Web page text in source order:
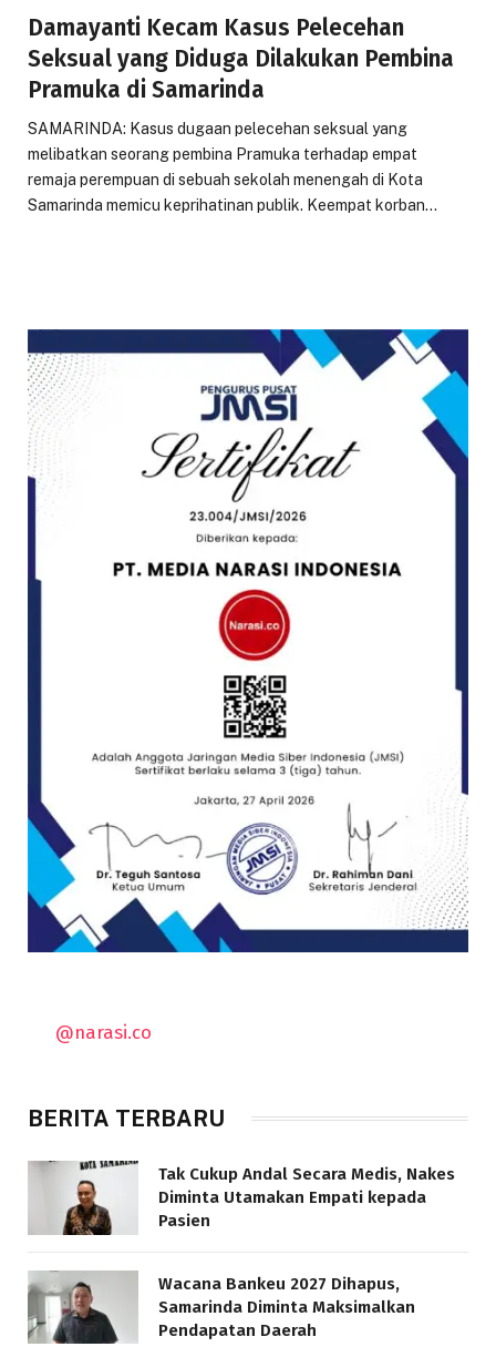
Damayanti Kecam Kasus Pelecehan
Seksual yang Diduga Dilakukan Pembina
Pramuka di Samarinda
SAMARINDA: Kasus dugaan pelecehan seksual yang
melibatkan seorang pembina Pramuka terhadap empat
remaja perempuan di sebuah sekolah menengah di Kota
Samarinda memicu keprihatinan publik. Keempat korban…
@narasi.co
BERITA TERBARU
Tak Cukup Andal Secara Medis, Nakes
Diminta Utamakan Empati kepada
Pasien
Wacana Bankeu 2027 Dihapus,
Samarinda Diminta Maksimalkan
Pendapatan Daerah